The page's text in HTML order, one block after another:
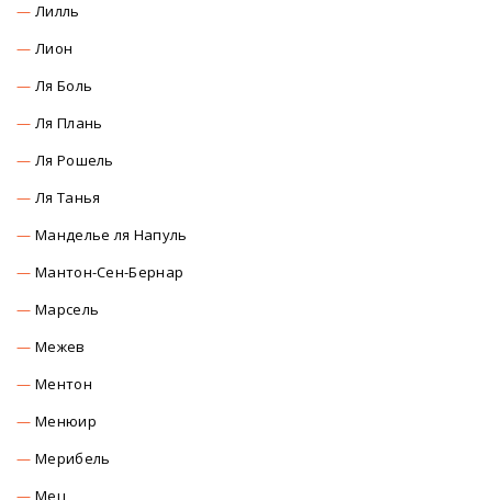
Лилль
Лион
Ля Боль
Ля Плань
Ля Рошель
Ля Танья
Манделье ля Напуль
Мантон-Сен-Бернар
Марсель
Межев
Ментон
Менюир
Мерибель
Мец